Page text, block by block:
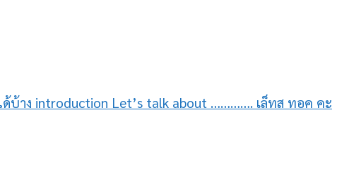
ด้บ้าง introduction Let’s talk about …………. เล็ทส ทอค คะ